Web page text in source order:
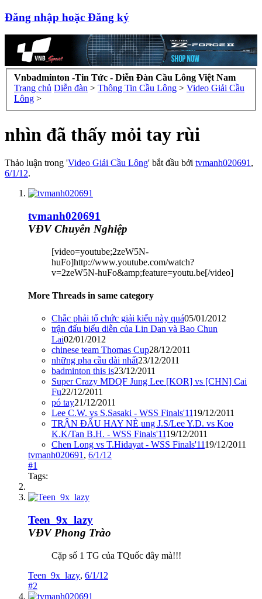
Đăng nhập hoặc Đăng ký
Vnbadminton -Tin Tức - Diễn Đàn Cầu Lông Việt Nam
Trang chủ Diễn đàn > Thông Tin Cầu Lông > Video Giải Cầu
Lông >
nhìn đã thấy mỏi tay rùi
Thảo luận trong 'Video Giải Cầu Lông' bắt đầu bởi tvmanh020691 ,
6/1/12.
tvmanh020691
VĐV Chuyên Nghiệp
[video=youtube;2zeW5N-
huFo]http://www.youtube.com/watch?
v=2zeW5N-huFo&amp;feature=youtu.be[/video]
More Threads in same category
Chắc phải tổ chức giải kiểu này quá05/01/2012
trận đấu biểu diễn của Lin Dan và Bao Chun
Lai02/01/2012
chinese team Thomas Cup28/12/2011
những pha cầu dài nhất23/12/2011
badminton this is23/12/2011
Super Crazy MDQF Jung Lee [KOR] vs [CHN] Cai
Fu22/12/2011
pó tay21/12/2011
Lee C.W. vs S.Sasaki - WSS Finals'1119/12/2011
TRẬN ĐẤU HAY NÈ ung J.S/Lee Y.D. vs Koo
K.K/Tan B.H. - WSS Finals'1119/12/2011
Chen Long vs T.Hidayat - WSS Finals'1119/12/2011
tvmanh020691 , 6/1/12
#1
Tags:
Teen_9x_lazy
VĐV Phong Trào
Cặp số 1 TG của TQuốc đây mà!!!
Teen_9x_lazy, 6/1/12
#2